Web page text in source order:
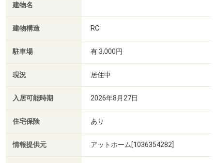
建物名
建物構造 RC
駐車場 有 3,000円
現況 居住中
入居可能時期 2026年8月27日
住宅保険 あり
情報提供元 アットホーム[1036354282]